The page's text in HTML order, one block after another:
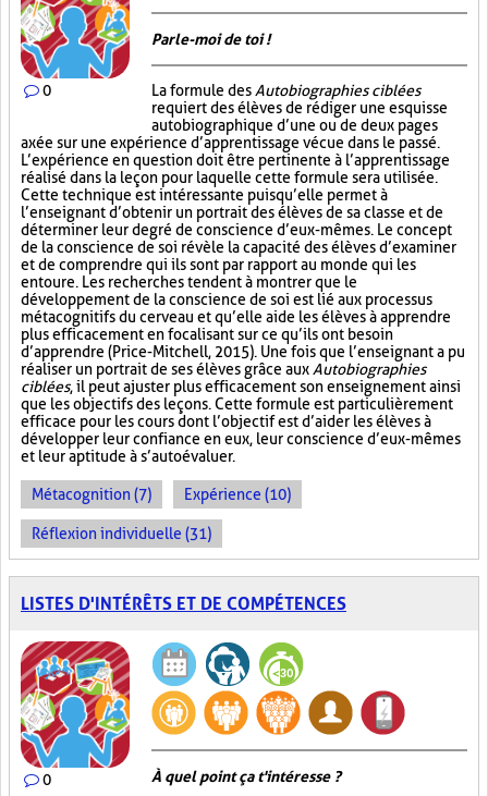
0
Parle-moi de toi !
La formule des Autobiographies ciblées
requiert des élèves de rédiger une esquisse
autobiographique d’une ou de deux pages
axée sur une expérience d’apprentissage vécue dans le passé.
L’expérience en question doit être pertinente à l’apprentissage
réalisé dans la leçon pour laquelle cette formule sera utilisée.
Cette technique est intéressante puisqu’elle permet à
l’enseignant d’obtenir un portrait des élèves de sa classe et de
déterminer leur degré de conscience d’eux-mêmes. Le concept
de la conscience de soi révèle la capacité des élèves d’examiner
et de comprendre qui ils sont par rapport au monde qui les
entoure. Les recherches tendent à montrer que le
développement de la conscience de soi est lié aux processus
métacognitifs du cerveau et qu’elle aide les élèves à apprendre
plus efficacement en focalisant sur ce qu’ils ont besoin
d’apprendre (Price-Mitchell, 2015). Une fois que l’enseignant a pu
réaliser un portrait de ses élèves grâce aux Autobiographies
ciblées, il peut ajuster plus efficacement son enseignement ainsi
que les objectifs des leçons. Cette formule est particulièrement
efficace pour les cours dont l’objectif est d’aider les élèves à
développer leur confiance en eux, leur conscience d’eux-mêmes
et leur aptitude à s’autoévaluer.
Métacognition (7) Expérience (10)
Réflexion individuelle (31)
LISTES D'INTÉRÊTS ET DE COMPÉTENCES
0 À quel point ça t'intéresse ?